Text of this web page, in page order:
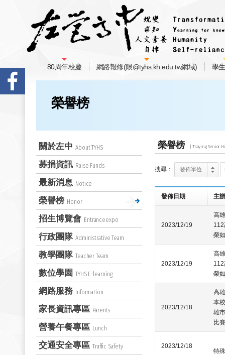
80周年校慶 網路報修(限@tyhs.kh.edu.tw網域) 學
榮譽榜
榮譽榜
搜尋： 發佈單位
發佈日期 主
2023/12/19
高
榮
2023/12/19
高
榮
2023/12/18
高
本
雄
比
2023/12/18
特
關於左中 About TYHS
募捐資訊 Raise Funds
最新消息 Notice
榮譽榜 Honor
招生博覽會 Entranceexpo
行政團隊 Administrative Team
教學團隊 Teacher Team
數位學園 TYHS E-learning
網路服務 Information
家長資訊專區 Parents
營養午餐專區 Lunch
交通安全專區 Traffic Safety